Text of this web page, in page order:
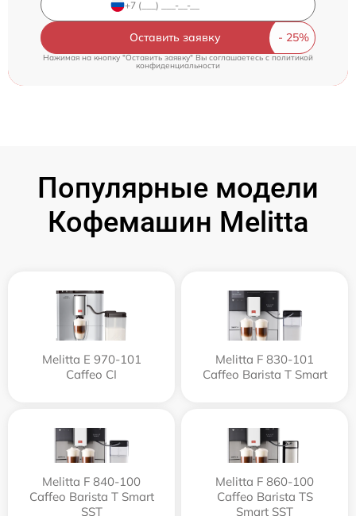
Оставить заявку
Нажимая на кнопку "Оставить заявку" Вы соглашаетесь cполитикой
конфиденциальности
Популярные модели
Кофемашин Melitta
Melitta Е 970-101
Caffeo CI
Melitta F 830-101
Caffeo Barista T Smart
Melitta F 840-100
Caffeo Barista T Smart
SST
Melitta F 860-100
Caffeo Barista TS
Smart SST